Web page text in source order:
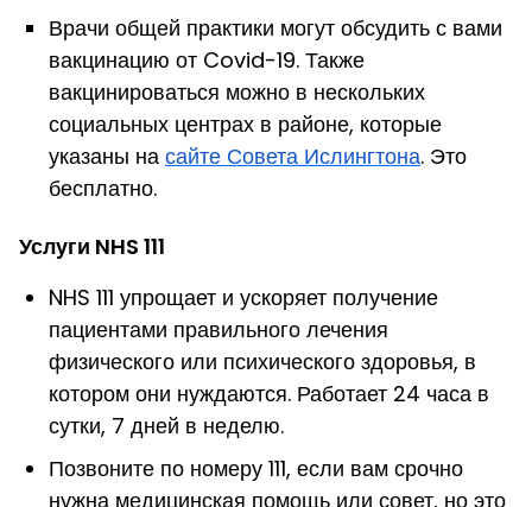
Врачи общей практики могут обсудить с вами
вакцинацию от Covid-19. Также
вакцинироваться можно в нескольких
социальных центрах в районе, которые
указаны на сайте Совета Ислингтона. Это
бесплатно.
Услуги NHS 111
NHS 111 упрощает и ускоряет получение
пациентами правильного лечения
физического или психического здоровья, в
котором они нуждаются. Работает 24 часа в
сутки, 7 дней в неделю.
Позвоните по номеру 111, если вам срочно
нужна медицинская помощь или совет, но это